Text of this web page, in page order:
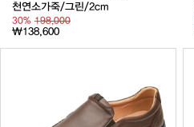
천연소가죽/그린/2cm
30% 198,000
₩138,600